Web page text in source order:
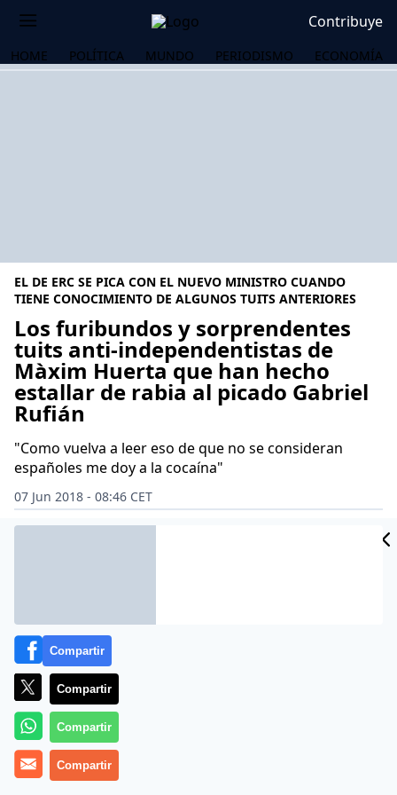
Contribuye
HOME POLÍTICA MUNDO PERIODISMO ECONOMÍA
EL DE ERC SE PICA CON EL NUEVO MINISTRO CUANDO
TIENE CONOCIMIENTO DE ALGUNOS TUITS ANTERIORES
Los furibundos y sorprendentes
tuits anti-independentistas de
Màxim Huerta que han hecho
estallar de rabia al picado Gabriel
Rufián
"Como vuelva a leer eso de que no se consideran
españoles me doy a la cocaína"
07 Jun 2018 - 08:46 CET
Archivado en: ANA ROSA QUINTANA ERC -
Compartir
Compartir
Compartir
Compartir